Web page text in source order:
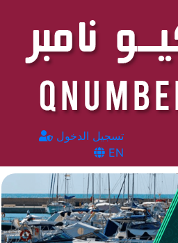
تسجيل الدخول
EN